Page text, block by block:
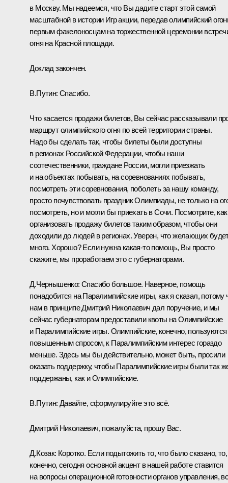
в Москву. Мы надеемся, что Вы дадите старт этой самой
масштабной в истории Игр акции, передав олимпийский
первым факелоносцам на торжественной церемонии
огня на Красной площади.
Доклад закончен.
В.Путин: Спасибо.
Что касается продажи билетов, Вы сейчас рассказывали
маршрут олимпийского огня по всей территории страны.
Надо бы сделать так, чтобы билеты были доступны
в регионах Российской Федерации, чтобы наши
соотечественники, граждане России, могли приезжать
и на объектах побывать, на соревнованиях побывать,
посмотреть эти соревнования, поболеть за нашу команду,
просто почувствовать праздник Олимпиады, не только на
посмотреть, но и могли бы приехать в Сочи. Посмотрите, как
организовать продажу билетов таким образом, чтобы они
доходили до людей в регионах. Уверен, что желающих
много. Хорошо? Если нужна какая‑то помощь, Вы просто
скажите, мы проработаем это с губернаторами.
Д.Чернышенко: Спасибо большое. Наверное, помощь
понадобится на Паралимпийские игры, как я сказал, потому
нам в принципе Дмитрий Николаевич дал поручение, и мы
сейчас губернаторам предоставили квоты на Олимпийские
и Паралимпийские игры. Олимпийские, конечно, пользуются
повышенным спросом, к Паралимпийским интерес гораздо
меньше. Здесь мы бы действительно, может быть, просили
оказать поддержку, чтобы Паралимпийские игры были так
поддержаны, как и Олимпийские.
В.Путин: Давайте, сформулируйте это всё.
Дмитрий Николаевич, пожалуйста, прошу Вас.
Д.Козак: Коротко. Если подытожить то, что было сказано, то,
конечно, сегодня основной акцент в нашей работе ставится
на вопросы операционной готовности органов управления,